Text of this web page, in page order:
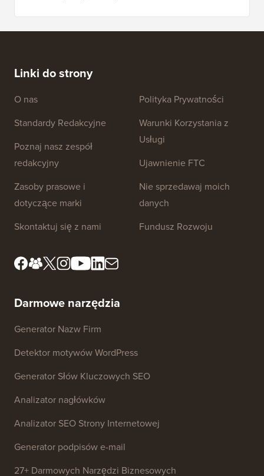
Linki do strony
O nas
Standardy Redakcyjne
Poznaj nasz zespół
redakcyjny
Zasoby prasowe i
dotyczące marki
Skontaktuj się z nami
Polityka Prywatności
Warunki Korzystania z
Usługi
Ujawnienie FTC
Nie sprzedawaj moich
danych
Fundusz Rozwoju
Darmowe narzędzia
Generator Nazw Firm
Detektor motywów WordPress
Generator Słów Kluczowych SEO
Analizator nagłówków
Analizator SEO Strony Internetowej
Generator podpisów e-mail
27+ Darmowych Narzędzi Biznesowych